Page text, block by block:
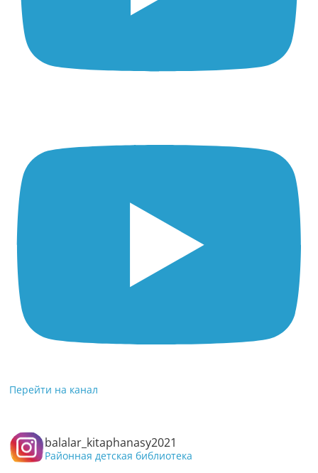
Перейти на канал
balalar_kitaphanasy2021
Районная детская библиотека